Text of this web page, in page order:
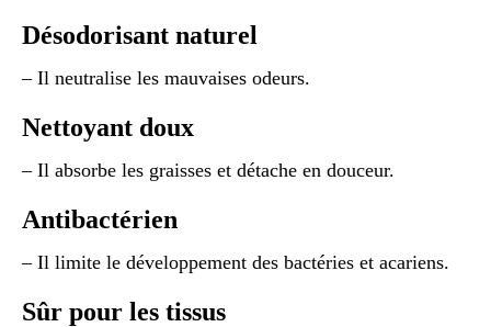
Désodorisant naturel
– Il neutralise les mauvaises odeurs.
Nettoyant doux
– Il absorbe les graisses et détache en douceur.
Antibactérien
– Il limite le développement des bactéries et acariens.
Sûr pour les tissus